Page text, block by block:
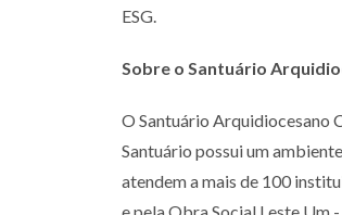
ESG.
Sobre o Santuário
O Santuário Arquidiocesano
Santuário possui um
atendem a mais de 100